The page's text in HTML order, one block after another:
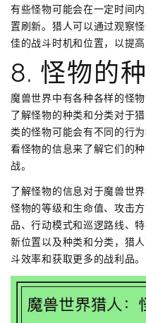
有些怪物可能会在一定时间
置刷新。猎人可以通过观察
佳的战斗时机和位置，以提
8. 怪物的
魔兽世界中有各种各样的怪
了解怪物的种类和分类对于
类的怪物可能会有不同的行
看怪物的信息来了解它们的
战。
了解怪物的信息对于魔兽世
怪物的等级和生命值、攻击
品、行动模式和巡逻路线、
新位置以及种类和分类，猎
斗效率和获取更多的战利品。